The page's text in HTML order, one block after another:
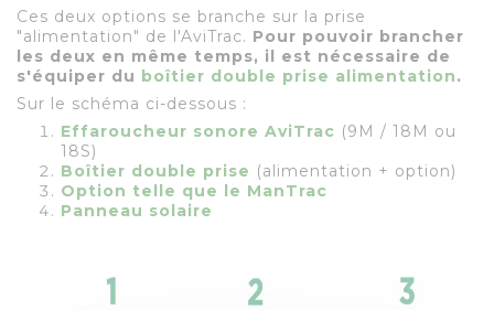
Ces deux options se branche sur la prise
"alimentation" de l'AviTrac. Pour pouvoir brancher
les deux en même temps, il est nécessaire de
s'équiper du boîtier double prise alimentation.
Sur le schéma ci-dessous :
Effaroucheur sonore AviTrac (9M / 18M ou
18S)
Boîtier double prise (alimentation + option)
Option telle que le ManTrac
Panneau solaire